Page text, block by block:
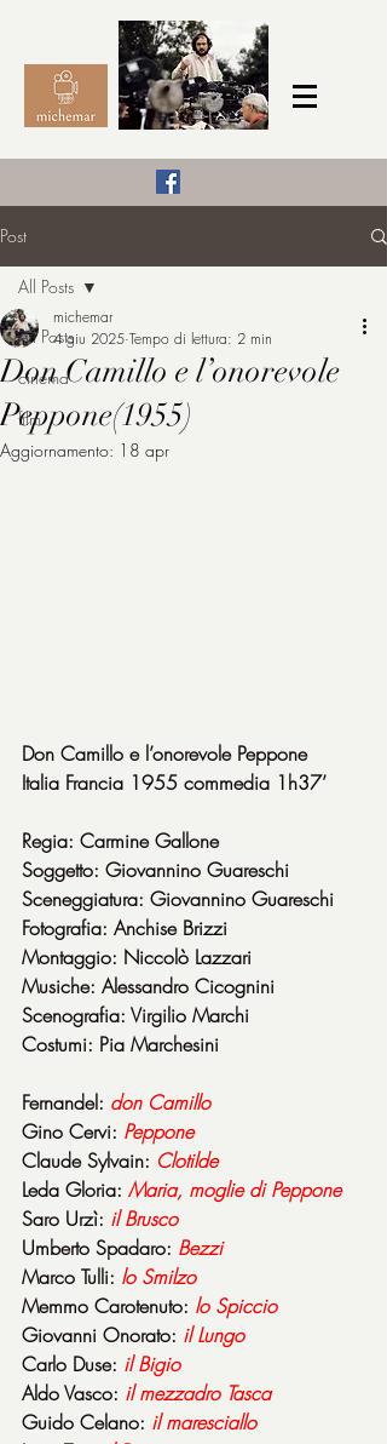
michemar
Post
All Posts
cinema
film
All Posts
Don Camillo e l’onorevole
Peppone(1955)
michemar
4 giu 2025 Tempo di lettura: 2 min
Aggiornamento: 18 apr
Don Camillo e l’onorevole Peppone
Italia Francia 1955 commedia 1h37’
Regia: Carmine Gallone
Soggetto: Giovannino Guareschi
Sceneggiatura: Giovannino Guareschi
Fotografia: Anchise Brizzi
Montaggio: Niccolò Lazzari
Musiche: Alessandro Cicognini
Scenografia: Virgilio Marchi
Costumi: Pia Marchesini
Fernandel: don Camillo
Gino Cervi: Peppone
Claude Sylvain: Clotilde
Leda Gloria: Maria, moglie di Peppone
Saro Urzì: il Brusco
Umberto Spadaro: Bezzi
Marco Tulli: lo Smilzo
Memmo Carotenuto: lo Spiccio
Giovanni Onorato: il Lungo
Carlo Duse: il Bigio
Aldo Vasco: il mezzadro Tasca
Guido Celano: il maresciallo